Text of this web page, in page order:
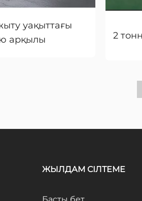
уақыттағы
арқылы
2
ЖЫЛДАМ СІЛТЕМЕ